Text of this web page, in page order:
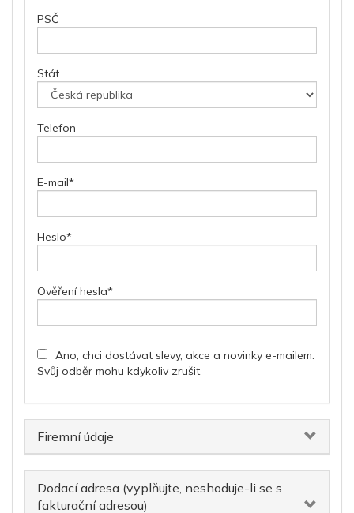
PSČ
Stát
Telefon
E-mail*
Heslo*
Ověření hesla*
Ano, chci dostávat slevy, akce a novinky e-mailem.
Svůj odběr mohu kdykoliv zrušit.
Firemní údaje
Dodací adresa (vyplňujte, neshoduje-li se s
fakturační adresou)